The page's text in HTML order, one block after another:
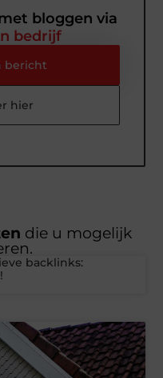
bloggen via
bedrijf
bericht
hier
die u mogelijk
backlinks: